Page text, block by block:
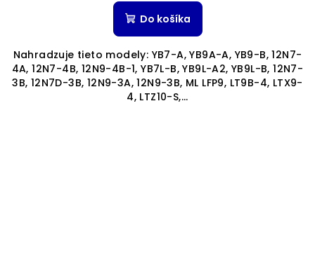
Do košíka
Nahradzuje tieto modely: YB7-A, YB9A-A, YB9-B, 12N7-
4A, 12N7-4B, 12N9-4B-1, YB7L-B, YB9L-A2, YB9L-B, 12N7-
3B, 12N7D-3B, 12N9-3A, 12N9-3B, ML LFP9, LT9B-4, LTX9-
4, LTZ10-S,...